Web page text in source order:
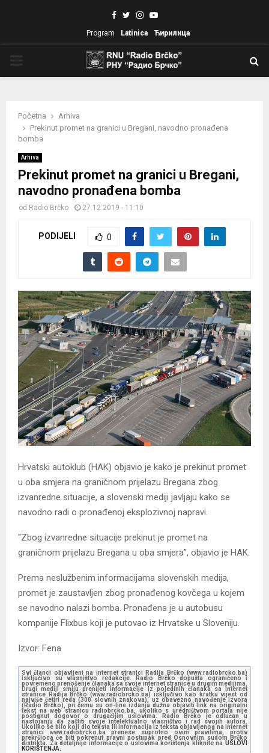
Facebook
TwitterInstagram
Youtube
Program Latinica Ћирилица
Početna
Arhiva
Prekinut promet na granici u Bregani, navodno pronađena
bomba
Arhiva
Prekinut promet na granici u Bregani,
navodno pronađena bomba
od Radio Brčko 27.12.2019 - 11:10
PODIJELI 0
Hrvatski autoklub (HAK) objavio je kako je prekinut promet
u oba smjera na graničnom prijelazu Bregana zbog
izvanredne situacije, a slovenski mediji javljaju kako se
navodno radi o pronađenoj eksplozivnoj napravi.
“Zbog izvanredne situacije prekinut je promet na
graničnom prijelazu Bregana u oba smjera”, objavio je HAK.
Prema neslužbenim informacijama slovenskih medija,
promet je zaustavljen zbog pronađenog kovčega u kojem
se navodno nalazi bomba. Pronađena je u autobusu
kompanije Flixbus koji je putovao iz Hrvatske u Sloveniju.
Izvor: Fena
Svi članci objavljeni na internet stranici Radija Brčko (www.radiobrcko.ba)
isključivo su vlasništvo redakcije. Radio Brčko dopušta ograničeno i
povremeno prenošenje članaka sa svoje internet stranice u drugim medijima.
Drugi mediji smiju prenijeti informacije iz pojedinih članaka sa Internet
stranice Radija Brčko (www.radiobrcko.ba) isključivo kao kratku vijest od
najviše četiri reda (300 slovnih znakova), uz obavezno navođenje izvora
(Radio Brčko), pri čemu su on-line izdanja dužna objaviti link na originalni
tekst na web stranicu radiobrcko.ba, ukoliko s uredništvom portala nije
postignut dogovor o drugačijim uslovima. Radio Brčko je odlučan u
nastojanju da zaštiti svoje intelektualno vlasništvo i rad svojih autora.
Ukoliko se bilo koji dio teksta ili informacija iz teksta objavljenog na internet
stranici www.radiobrcko.ba prenese suprotno ovim pravilima, protiv
prekršioca će biti pokrenut pravni postupak pred Osnovnim sudom Brčko
distrikta. Za detaljnije informacije o uslovima korištenja kliknite na USLOVI
KORIŠTENJA.